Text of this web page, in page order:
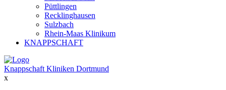
Püttlingen
Recklinghausen
Sulzbach
Rhein-Maas Klinikum
KNAPPSCHAFT
Knappschaft Kliniken Dortmund
x